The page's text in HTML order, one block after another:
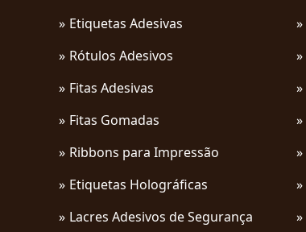
Etiquetas Adesivas
Rótulos Adesivos
Fitas Adesivas
Fitas Gomadas
Ribbons para Impressão
Etiquetas Holográficas
Lacres Adesivos de Segurança